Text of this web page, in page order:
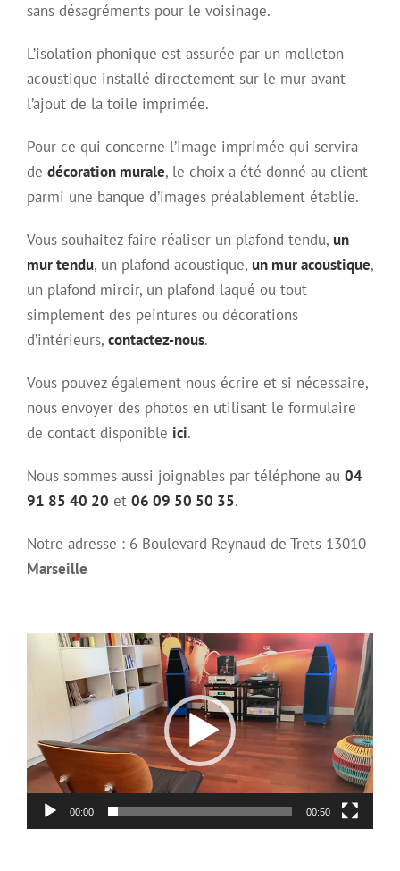
sans désagréments pour le voisinage.
L’isolation phonique est assurée par un molleton
acoustique installé directement sur le mur avant
l’ajout de la toile imprimée.
Pour ce qui concerne l’image imprimée qui servira
de décoration murale, le choix a été donné au client
parmi une banque d’images préalablement établie.
Vous souhaitez faire réaliser un plafond tendu, un
mur tendu, un plafond acoustique, un mur acoustique,
un plafond miroir, un plafond laqué ou tout
simplement des peintures ou décorations
d’intérieurs, contactez-nous.
Vous pouvez également nous écrire et si nécessaire,
nous envoyer des photos en utilisant le formulaire
de contact disponible ici.
Nous sommes aussi joignables par téléphone au 04
91 85 40 20 et 06 09 50 50 35.
Notre adresse : 6 Boulevard Reynaud de Trets 13010
Marseille
Lecteur
vidéo
00:00 00:50